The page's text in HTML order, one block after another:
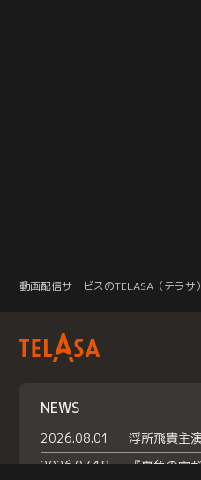
動画配信サービスのTELASA（テラサ）
NEWS
2026.08.01
2026.07.18